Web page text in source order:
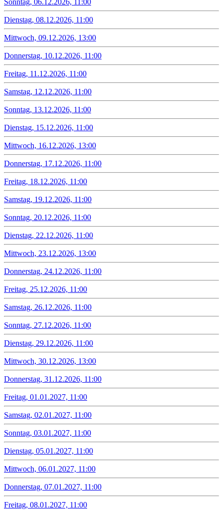
Sonntag, 06.12.2026, 11:00
Dienstag, 08.12.2026, 11:00
Mittwoch, 09.12.2026, 13:00
Donnerstag, 10.12.2026, 11:00
Freitag, 11.12.2026, 11:00
Samstag, 12.12.2026, 11:00
Sonntag, 13.12.2026, 11:00
Dienstag, 15.12.2026, 11:00
Mittwoch, 16.12.2026, 13:00
Donnerstag, 17.12.2026, 11:00
Freitag, 18.12.2026, 11:00
Samstag, 19.12.2026, 11:00
Sonntag, 20.12.2026, 11:00
Dienstag, 22.12.2026, 11:00
Mittwoch, 23.12.2026, 13:00
Donnerstag, 24.12.2026, 11:00
Freitag, 25.12.2026, 11:00
Samstag, 26.12.2026, 11:00
Sonntag, 27.12.2026, 11:00
Dienstag, 29.12.2026, 11:00
Mittwoch, 30.12.2026, 13:00
Donnerstag, 31.12.2026, 11:00
Freitag, 01.01.2027, 11:00
Samstag, 02.01.2027, 11:00
Sonntag, 03.01.2027, 11:00
Dienstag, 05.01.2027, 11:00
Mittwoch, 06.01.2027, 11:00
Donnerstag, 07.01.2027, 11:00
Freitag, 08.01.2027, 11:00